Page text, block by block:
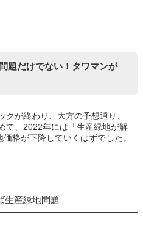
題だけでない！タワマンが
が終わり、大方の予想通り、
て、2022年には「生産緑地が解
格が下降していくはずでした。
生産緑地問題